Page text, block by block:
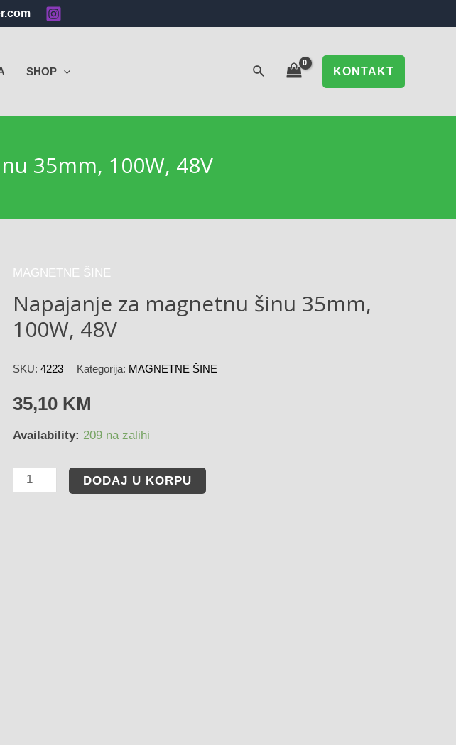
SHOP KONTAKT
35mm, 100W, 48V
MAGNETNE ŠINE
Napajanje za magnetnu šinu 35mm,
100W, 48V
SKU: 4223 Kategorija: MAGNETNE ŠINE
35,10 KM
Availability: 209 na zalihi
DODAJ U KORPU